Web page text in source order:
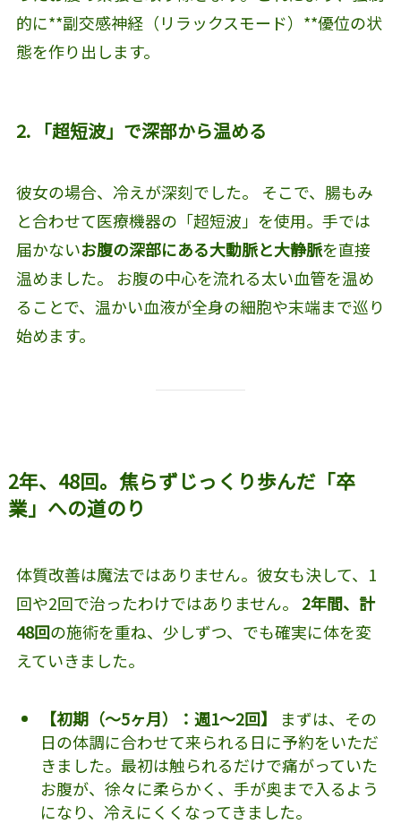
的に**副交感神経（リラックスモード）**優位の状
態を作り出します。
2. 「超短波」で深部から温める
彼女の場合、冷えが深刻でした。 そこで、腸もみ
と合わせて医療機器の「超短波」を使用。手では
届かないお腹の深部にある大動脈と大静脈を直接
温めました。 お腹の中心を流れる太い血管を温め
ることで、温かい血液が全身の細胞や末端まで巡り
始めます。
2年、48回。焦らずじっくり歩んだ「卒
業」への道のり
体質改善は魔法ではありません。彼女も決して、1
回や2回で治ったわけではありません。 2年間、計
48回の施術を重ね、少しずつ、でも確実に体を変
えていきました。
【初期（〜5ヶ月）：週1〜2回】
まずは、その
日の体調に合わせて来られる日に予約をいただ
きました。最初は触られるだけで痛がっていた
お腹が、徐々に柔らかく、手が奥まで入るよう
になり、冷えにくくなってきました。